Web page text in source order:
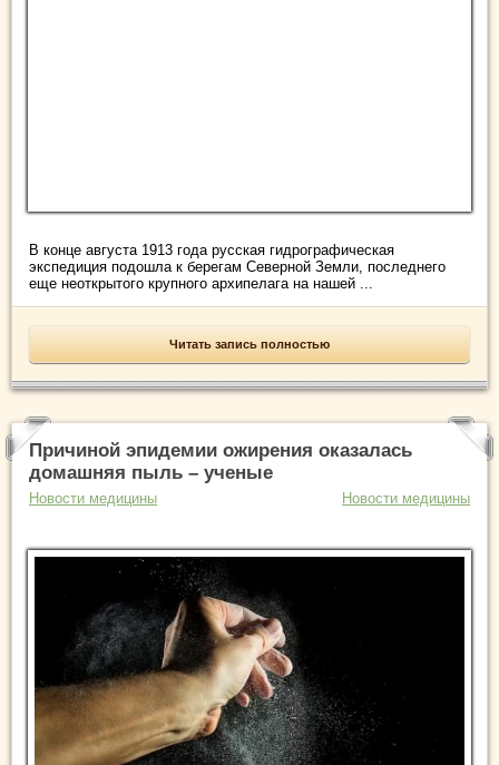
В конце августа 1913 года русская гидрографическая
экспедиция подошла к берегам Северной Земли, последнего
еще неоткрытого крупного архипелага на нашей ...
Читать запись полностью
Причиной эпидемии ожирения оказалась
домашняя пыль – ученые
Новости медицины Новости медицины